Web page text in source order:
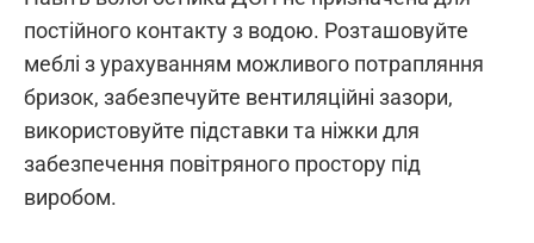
постійного контакту з водою. Розташовуйте
меблі з урахуванням можливого потрапляння
бризок, забезпечуйте вентиляційні зазори,
використовуйте підставки та ніжки для
забезпечення повітряного простору під
виробом.